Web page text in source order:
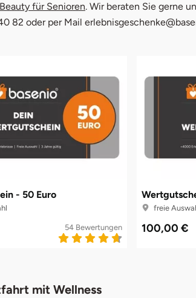
für Senioren. Wir beraten Sie gerne
82 oder per Mail
- 50 Euro
54 Bewertungen
freie
100,00 €
mit Wellness